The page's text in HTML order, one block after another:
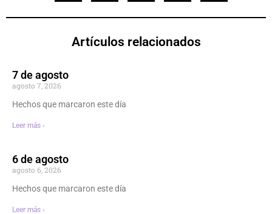
Artículos relacionados
7 de agosto
agosto 7, 2026
Hechos que marcaron este día
Leer más ›
6 de agosto
agosto 6, 2026
Hechos que marcaron este día
Leer más ›